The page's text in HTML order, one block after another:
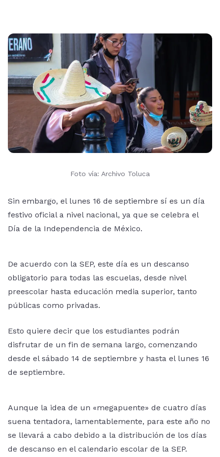
Foto vía: Archivo Toluca
Sin embargo, el lunes 16 de septiembre sí es un día
festivo oficial a nivel nacional, ya que se celebra el
Día de la Independencia de México.
De acuerdo con la SEP, este día es un descanso
obligatorio para todas las escuelas, desde nivel
preescolar hasta educación media superior, tanto
públicas como privadas.
Esto quiere decir que los estudiantes podrán
disfrutar de un fin de semana largo, comenzando
desde el sábado 14 de septiembre y hasta el lunes 16
de septiembre.
Aunque la idea de un «megapuente» de cuatro días
suena tentadora, lamentablemente, para este año no
se llevará a cabo debido a la distribución de los días
de descanso en el calendario escolar de la SEP.